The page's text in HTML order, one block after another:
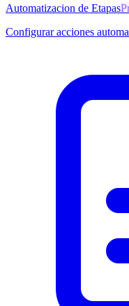
Automatizacion de Etapas
Configurar acciones